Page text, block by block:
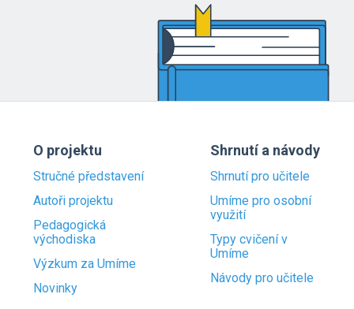
O projektu
Stručné představení
Autoři projektu
Pedagogická
východiska
Výzkum za Umíme
Novinky
Shrnutí a návody
Shrnutí pro učitele
Umíme pro osobní
využití
Typy cvičení v
Umíme
Návody pro učitele